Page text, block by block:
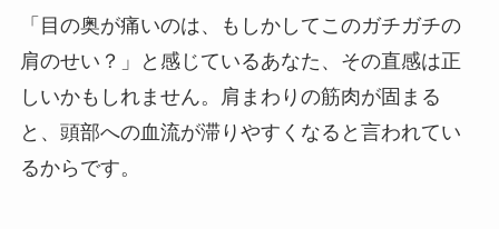
「目の奥が痛いのは、もしかしてこのガチガチの
肩のせい？」と感じているあなた、その直感は正
しいかもしれません。肩まわりの筋肉が固まる
と、頭部への血流が滞りやすくなると言われてい
るからです。